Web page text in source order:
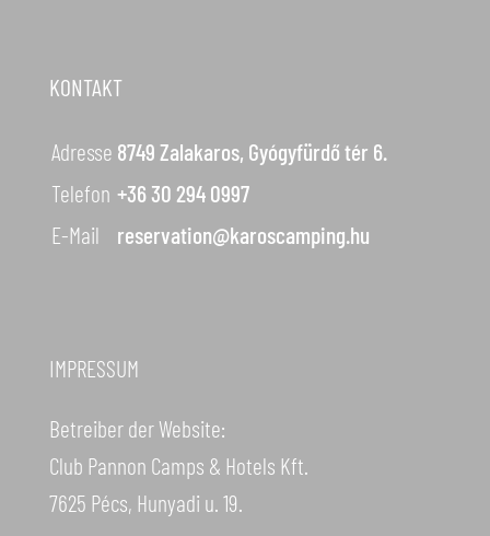
KONTAKT
Adresse 8749 Zalakaros, Gyógyfürdő tér 6.
Telefon +36 30 294 0997
E-Mail
reservation@karoscamping.hu
IMPRESSUM
Betreiber der Website:
Club Pannon Camps & Hotels Kft.
7625 Pécs, Hunyadi u. 19.